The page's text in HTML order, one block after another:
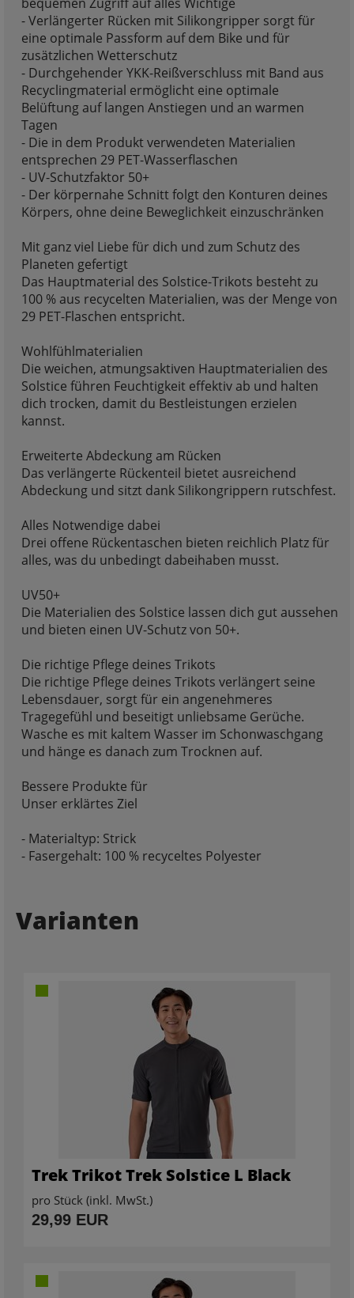
- Verlängerter Rücken mit Silikongripper sorgt für
eine optimale Passform auf dem Bike und für
zusätzlichen Wetterschutz
- Durchgehender YKK-Reißverschluss mit Band aus
Recyclingmaterial ermöglicht eine optimale
Belüftung auf langen Anstiegen und an warmen
Tagen
- Die in dem Produkt verwendeten Materialien
entsprechen 29 PET-Wasserflaschen
- UV-Schutzfaktor 50+
- Der körpernahe Schnitt folgt den Konturen deines
Körpers, ohne deine Beweglichkeit einzuschränken
Mit ganz viel Liebe für dich und zum Schutz des
Planeten gefertigt
Das Hauptmaterial des Solstice-Trikots besteht zu
100 % aus recycelten Materialien, was der Menge von
29 PET-Flaschen entspricht.
Wohlfühlmaterialien
Die weichen, atmungsaktiven Hauptmaterialien des
Solstice führen Feuchtigkeit effektiv ab und halten
dich trocken, damit du Bestleistungen erzielen
kannst.
Erweiterte Abdeckung am Rücken
Das verlängerte Rückenteil bietet ausreichend
Abdeckung und sitzt dank Silikongrippern rutschfest.
Alles Notwendige dabei
Drei offene Rückentaschen bieten reichlich Platz für
alles, was du unbedingt dabeihaben musst.
UV50+
Die Materialien des Solstice lassen dich gut aussehen
und bieten einen UV-Schutz von 50+.
Die richtige Pflege deines Trikots
Die richtige Pflege deines Trikots verlängert seine
Lebensdauer, sorgt für ein angenehmeres
Tragegefühl und beseitigt unliebsame Gerüche.
Wasche es mit kaltem Wasser im Schonwaschgang
und hänge es danach zum Trocknen auf.
Bessere Produkte für
Unser erklärtes Ziel
- Materialtyp: Strick
- Fasergehalt: 100 % recyceltes Polyester
Varianten
Trek Trikot Trek Solstice L Black
pro Stück (inkl. MwSt.)
29,99 EUR